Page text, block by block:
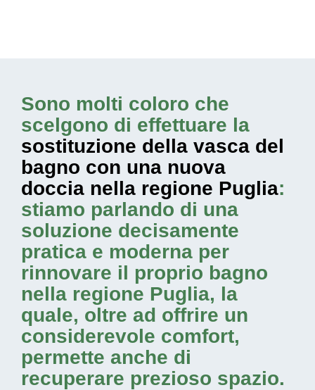
Sono molti coloro che
scelgono di effettuare la
sostituzione della vasca del
bagno con una nuova
doccia nella regione Puglia:
stiamo parlando di una
soluzione decisamente
pratica e moderna per
rinnovare il proprio bagno
nella regione Puglia, la
quale, oltre ad offrire un
considerevole comfort,
permette anche di
recuperare prezioso spazio.